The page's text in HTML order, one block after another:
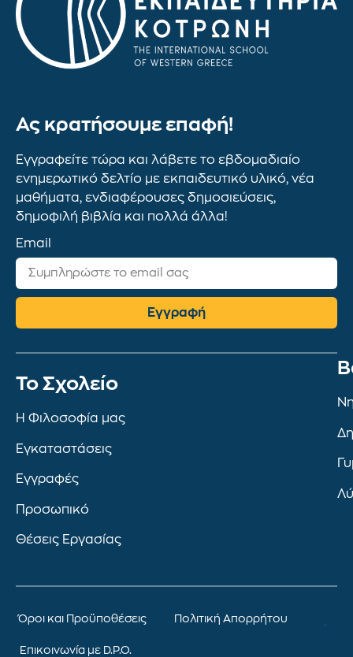
Ας κρατήσουμε επαφή!
Εγγραφείτε τώρα και λάβετε το εβδομαδιαίο
ενημερωτικό δελτίο με εκπαιδευτικό υλικό, νέα
μαθήματα, ενδιαφέρουσες δημοσιεύσεις,
δημοφιλή βιβλία και πολλά άλλα!
Email
Εγγραφή
To Σχολείο
Η Φιλοσοφία μας
Εγκαταστάσεις
Εγγραφές
Προσωπικό
Θέσεις Εργασίας
Όροι και Προϋποθέσεις Πολιτική Απορρήτου
Επικοινωνία με D.P.O.